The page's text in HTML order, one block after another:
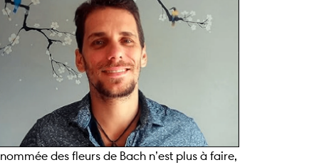
des fleurs de Bach n’est plus à faire,